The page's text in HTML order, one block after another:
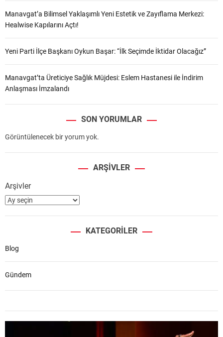
Manavgat’a Bilimsel Yaklaşımlı Yeni Estetik ve Zayıflama Merkezi:
Healwise Kapılarını Açtı!
Yeni Parti İlçe Başkanı Oykun Başar: “İlk Seçimde İktidar Olacağız”
Manavgat’ta Üreticiye Sağlık Müjdesi: Eslem Hastanesi ile İndirim
Anlaşması İmzalandı
SON YORUMLAR
Görüntülenecek bir yorum yok.
ARŞIVLER
Arşivler
KATEGORILER
Blog
Gündem